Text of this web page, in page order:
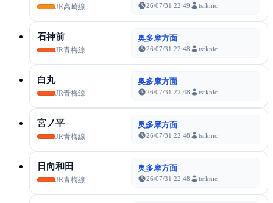
JR高崎線 26/07/31 22:49 tsrknic
石神前
JR青梅線
奥多摩方面
26/07/31 22:48 tsrknic
白丸
JR青梅線
奥多摩方面
26/07/31 22:48 tsrknic
宮ノ平
JR青梅線
奥多摩方面
26/07/31 22:48 tsrknic
日向和田
JR青梅線
奥多摩方面
26/07/31 22:48 tsrknic